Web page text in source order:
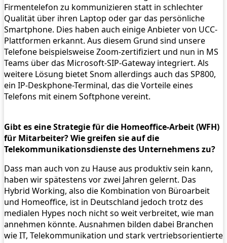
Firmentelefon zu kommunizieren statt in schlechter
Qualität über ihren Laptop oder gar das persönliche
Smartphone. Dies haben auch einige Anbieter von UCC-
Plattformen erkannt. Aus diesem Grund sind unsere
Telefone beispielsweise Zoom-zertifiziert und nun in MS
Teams über das Microsoft-SIP-Gateway integriert. Als
weitere Lösung bietet Snom allerdings auch das SP800,
ein IP-Deskphone-Terminal, das die Vorteile eines
Telefons mit einem Softphone vereint.
Gibt es eine Strategie für die Homeoffice-Arbeit (WFH)
für ­Mitarbeiter? Wie greifen sie auf die
Telekommunikationsdienste des Unternehmens zu?
Dass man auch von zu Hause aus produktiv sein kann,
haben wir spätestens vor zwei Jahren gelernt. Das
Hybrid Working, also die Kombination von Büroarbeit
und Homeoffice, ist in Deutschland jedoch trotz des
medialen Hypes noch nicht so weit verbreitet, wie man
annehmen könnte. Ausnahmen bilden dabei Branchen
wie IT, Telekommunikation und stark vertriebsorientierte